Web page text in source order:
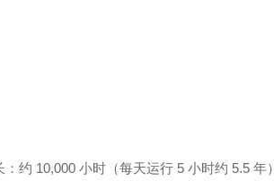
：约 10,000 小时（每天运行 5 小时约 5.5 年）